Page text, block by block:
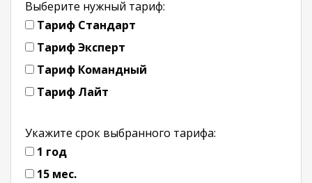
Выберите нужный тариф:
Тариф Стандарт
Тариф Эксперт
Тариф Командный
Тариф Лайт
Укажите срок выбранного тарифа:
1 год
15 мес.